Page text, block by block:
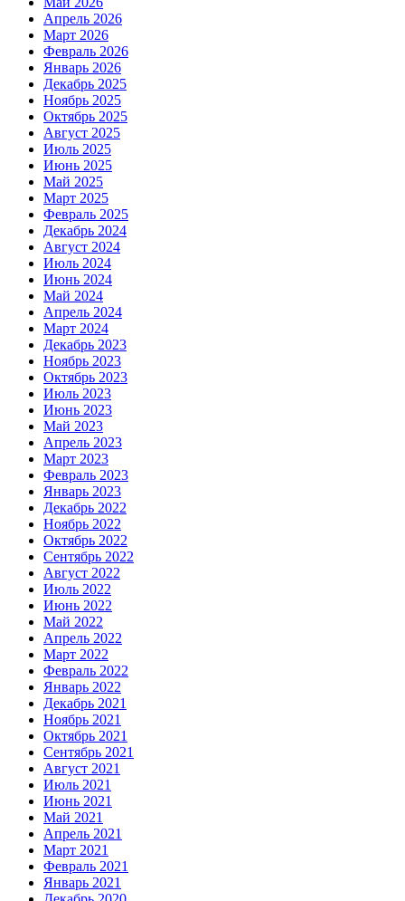
Апрель 2026
Март 2026
Февраль 2026
Январь 2026
Декабрь 2025
Ноябрь 2025
Октябрь 2025
Август 2025
Июль 2025
Июнь 2025
Май 2025
Март 2025
Февраль 2025
Декабрь 2024
Август 2024
Июль 2024
Июнь 2024
Май 2024
Апрель 2024
Март 2024
Декабрь 2023
Ноябрь 2023
Октябрь 2023
Июль 2023
Июнь 2023
Май 2023
Апрель 2023
Март 2023
Февраль 2023
Январь 2023
Декабрь 2022
Ноябрь 2022
Октябрь 2022
Сентябрь 2022
Август 2022
Июль 2022
Июнь 2022
Май 2022
Апрель 2022
Март 2022
Февраль 2022
Январь 2022
Декабрь 2021
Ноябрь 2021
Октябрь 2021
Сентябрь 2021
Август 2021
Июль 2021
Июнь 2021
Май 2021
Апрель 2021
Март 2021
Февраль 2021
Январь 2021